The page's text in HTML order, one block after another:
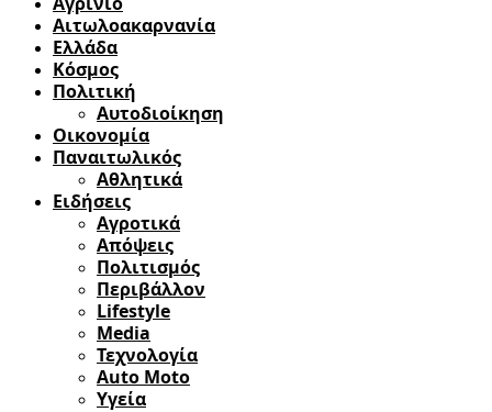
Αιτωλοακαρνανία
Ελλάδα
Κόσμος
Πολιτική
Αυτοδιοίκηση
Οικονομία
Παναιτωλικός
Αθλητικά
Ειδήσεις
Αγροτικά
Απόψεις
Πολιτισμός
Περιβάλλον
Lifestyle
Media
Τεχνολογία
Auto Moto
Υγεία